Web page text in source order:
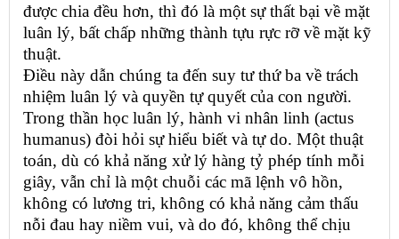
được chia đều hơn, thì đó là một sự thất bại về mặt
luân lý, bất chấp những thành tựu rực rỡ về mặt kỹ
thuật.
Điều này dẫn chúng ta đến suy tư thứ ba về trách
nhiệm luân lý và quyền tự quyết của con người.
Trong thần học luân lý, hành vi nhân linh (actus
humanus) đòi hỏi sự hiểu biết và tự do. Một thuật
toán, dù có khả năng xử lý hàng tỷ phép tính mỗi
giây, vẫn chỉ là một chuỗi các mã lệnh vô hồn,
không có lương tri, không có khả năng cảm thấu
nỗi đau hay niềm vui, và do đó, không thể chịu